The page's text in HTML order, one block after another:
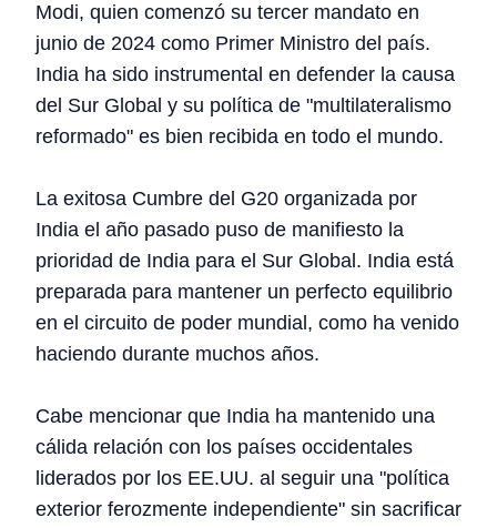
Modi, quien comenzó su tercer mandato en
junio de 2024 como Primer Ministro del país.
India ha sido instrumental en defender la causa
del Sur Global y su política de "multilateralismo
reformado" es bien recibida en todo el mundo.
La exitosa Cumbre del G20 organizada por
India el año pasado puso de manifiesto la
prioridad de India para el Sur Global. India está
preparada para mantener un perfecto equilibrio
en el circuito de poder mundial, como ha venido
haciendo durante muchos años.
Cabe mencionar que India ha mantenido una
cálida relación con los países occidentales
liderados por los EE.UU. al seguir una "política
exterior ferozmente independiente" sin sacrificar